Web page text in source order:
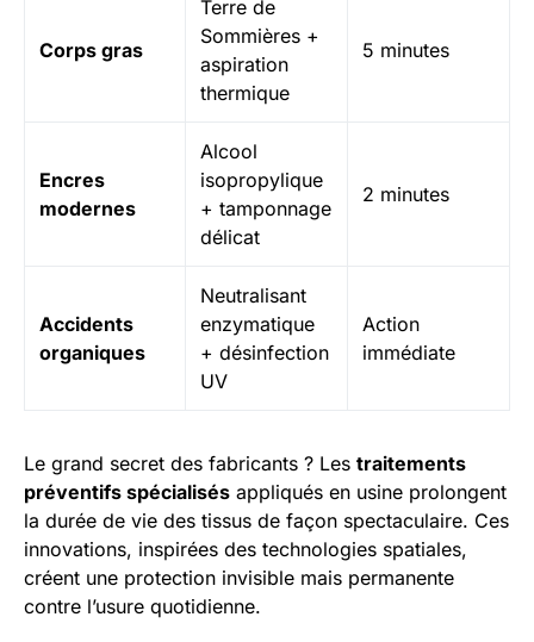
Corps gras
Terre de
Sommières +
aspiration
thermique
5 minutes
Encres
modernes
Alcool
isopropylique
+ tamponnage
délicat
2 minutes
Accidents
organiques
Neutralisant
enzymatique
+ désinfection
UV
Action
immédiate
Le grand secret des fabricants ? Les traitements
préventifs spécialisés appliqués en usine prolongent
la durée de vie des tissus de façon spectaculaire. Ces
innovations, inspirées des technologies spatiales,
créent une protection invisible mais permanente
contre l’usure quotidienne.